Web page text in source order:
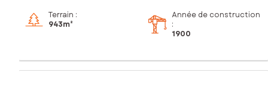
Terrain :
943m²
Année de construction
:
1900